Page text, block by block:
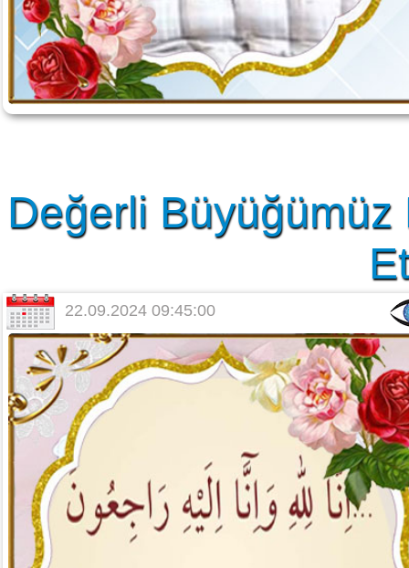
Değerli
22.09.2024 09:45:00